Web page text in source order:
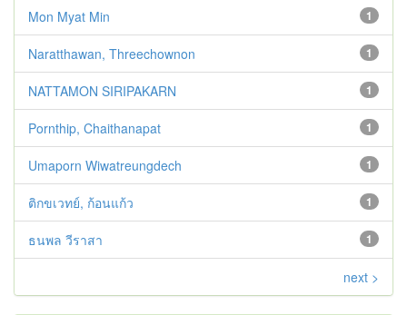
1
Mon Myat Min
1
Naratthawan, Threechownon
1
NATTAMON SIRIPAKARN
1
Pornthip, Chaithanapat
1
Umaporn Wiwatreungdech
1
ติกขเวทย์, ก้อนแก้ว
1
ธนพล วีราสา
next >